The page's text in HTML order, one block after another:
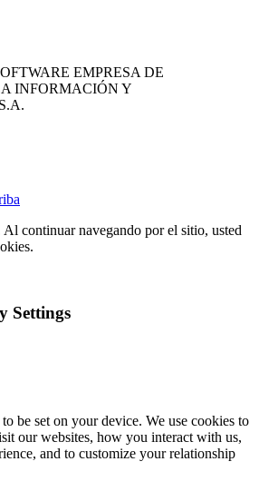
EMPRESA DE
INFORMACIÓN Y
continuar navegando por el sitio, usted
Settings
be set on your device. We use cookies to
our websites, how you interact with us,
and to customize your relationship